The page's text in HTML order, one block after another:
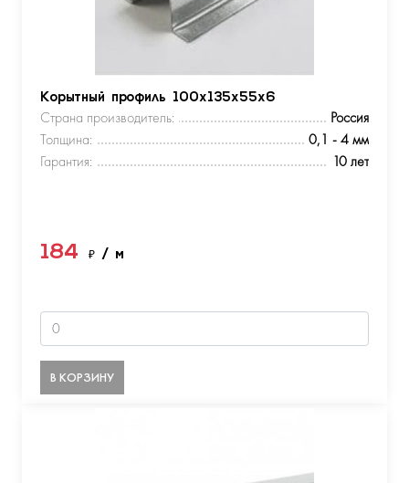
Корытный профиль 100х135х55х6
Страна производитель:
Россия
Толщина:
0,1 - 4 мм
Гарантия:
10 лет
184 ₽ / м
В КОРЗИНУ